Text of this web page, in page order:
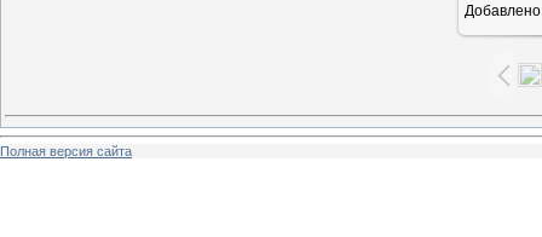
Добавлено
Полная версия сайта